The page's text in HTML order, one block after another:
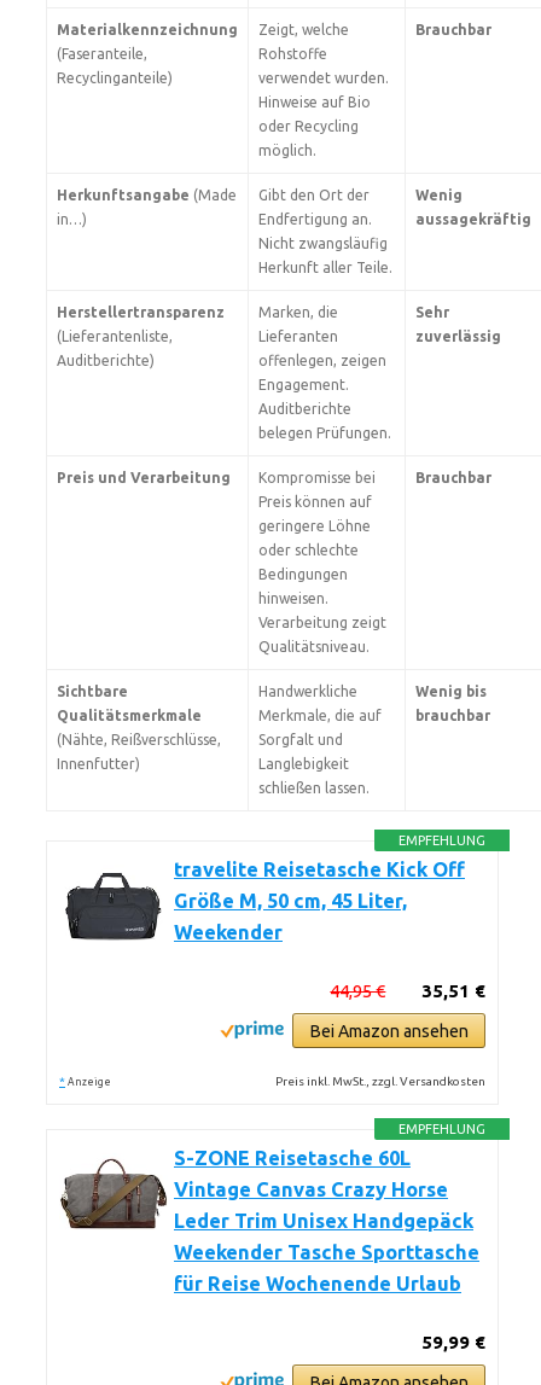
Materialkennzeichnung
(Faseranteile,
Recyclinganteile)
Zeigt, welche
Rohstoffe
verwendet wurden.
Hinweise auf Bio
oder Recycling
möglich.
Brauchbar
Herkunftsangabe (Made
in…)
Gibt den Ort der
Endfertigung an.
Nicht zwangsläufig
Herkunft aller Teile.
Wenig
aussagekräftig
Herstellertransparenz
(Lieferantenliste,
Auditberichte)
Marken, die
Lieferanten
offenlegen, zeigen
Engagement.
Auditberichte
belegen Prüfungen.
Sehr
zuverlässig
Preis und Verarbeitung
Kompromisse bei
Preis können auf
geringere Löhne
oder schlechte
Bedingungen
hinweisen.
Verarbeitung zeigt
Qualitätsniveau.
Brauchbar
Sichtbare
Qualitätsmerkmale
(Nähte, Reißverschlüsse,
Innenfutter)
Handwerkliche
Merkmale, die auf
Sorgfalt und
Langlebigkeit
schließen lassen.
Wenig bis
brauchbar
EMPFEHLUNG
travelite Reisetasche Kick Off
Größe M, 50 cm, 45 Liter,
Weekender
35,51 €
44,95 €
Bei Amazon ansehen
* Anzeige Preis inkl. MwSt., zzgl. Versandkosten
EMPFEHLUNG
S-ZONE Reisetasche 60L
Vintage Canvas Crazy Horse
Leder Trim Unisex Handgepäck
Weekender Tasche Sporttasche
für Reise Wochenende Urlaub
59,99 €